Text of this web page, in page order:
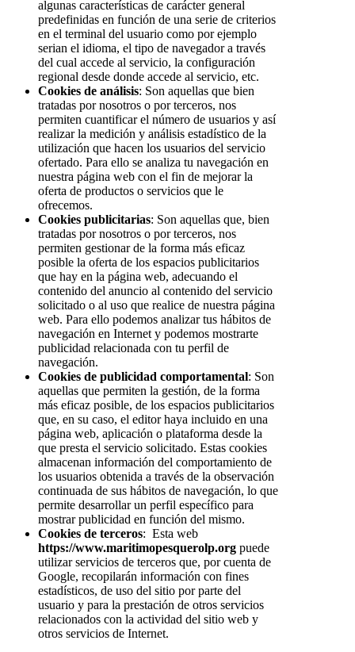
algunas características de carácter general
predefinidas en función de una serie de criterios
en el terminal del usuario como por ejemplo
serian el idioma, el tipo de navegador a través
del cual accede al servicio, la configuración
regional desde donde accede al servicio, etc.
Cookies de análisis: Son aquellas que bien
tratadas por nosotros o por terceros, nos
permiten cuantificar el número de usuarios y así
realizar la medición y análisis estadístico de la
utilización que hacen los usuarios del servicio
ofertado. Para ello se analiza tu navegación en
nuestra página web con el fin de mejorar la
oferta de productos o servicios que le
ofrecemos.
Cookies publicitarias: Son aquellas que, bien
tratadas por nosotros o por terceros, nos
permiten gestionar de la forma más eficaz
posible la oferta de los espacios publicitarios
que hay en la página web, adecuando el
contenido del anuncio al contenido del servicio
solicitado o al uso que realice de nuestra página
web. Para ello podemos analizar tus hábitos de
navegación en Internet y podemos mostrarte
publicidad relacionada con tu perfil de
navegación.
Cookies de publicidad comportamental: Son
aquellas que permiten la gestión, de la forma
más eficaz posible, de los espacios publicitarios
que, en su caso, el editor haya incluido en una
página web, aplicación o plataforma desde la
que presta el servicio solicitado. Estas cookies
almacenan información del comportamiento de
los usuarios obtenida a través de la observación
continuada de sus hábitos de navegación, lo que
permite desarrollar un perfil específico para
mostrar publicidad en función del mismo.
Cookies de terceros: Esta web
https://www.maritimopesquerolp.org puede
utilizar servicios de terceros que, por cuenta de
Google, recopilarán información con fines
estadísticos, de uso del sitio por parte del
usuario y para la prestación de otros servicios
relacionados con la actividad del sitio web y
otros servicios de Internet.